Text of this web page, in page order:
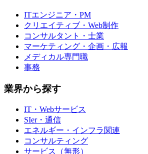
ITエンジニア・PM
クリエイティブ・Web制作
コンサルタント・士業
マーケティング・企画・広報
メディカル専門職
事務
業界から探す
IT・Webサービス
SIer・通信
エネルギー・インフラ関連
コンサルティング
サービス（無形）